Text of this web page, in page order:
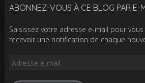
ABONNEZ-VOUS À CE BLOG PAR E-
Saisissez votre adresse e-mail pour
recevoir une notification de chaque
Adresse